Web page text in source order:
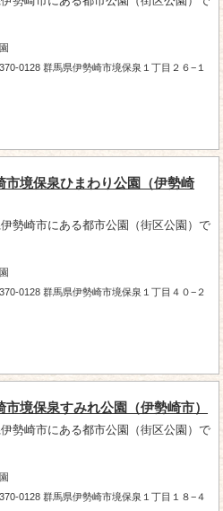
0128 群馬県伊勢崎市境保泉１丁目２６−１
市境保泉ひまわり公園（伊勢崎
勢崎市にある都市公園（街区公園）で
0128 群馬県伊勢崎市境保泉１丁目４０−２
市境保泉すみれ公園（伊勢崎市）
勢崎市にある都市公園（街区公園）で
0128 群馬県伊勢崎市境保泉１丁目１８−４